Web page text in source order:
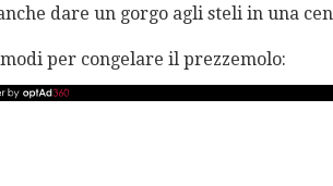
dare un gorgo agli steli in una
per congelare il prezzemolo: